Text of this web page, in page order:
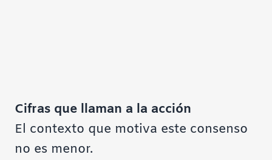
Cifras que llaman a la acción
El contexto que motiva este consenso
no es menor.